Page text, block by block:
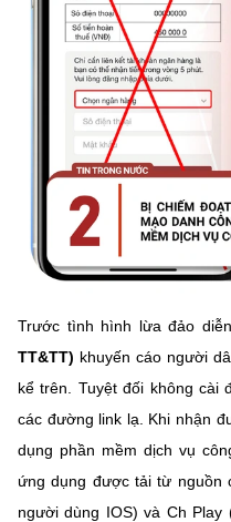
Trước tình hình lừa đảo
TT&TT) khuyến cáo người
kể trên. Tuyệt đối không cài
các đường link lạ. Khi nhận
dụng phần mềm dịch vụ
ứng dụng được tải từ nguồn
người dùng IOS) và Ch